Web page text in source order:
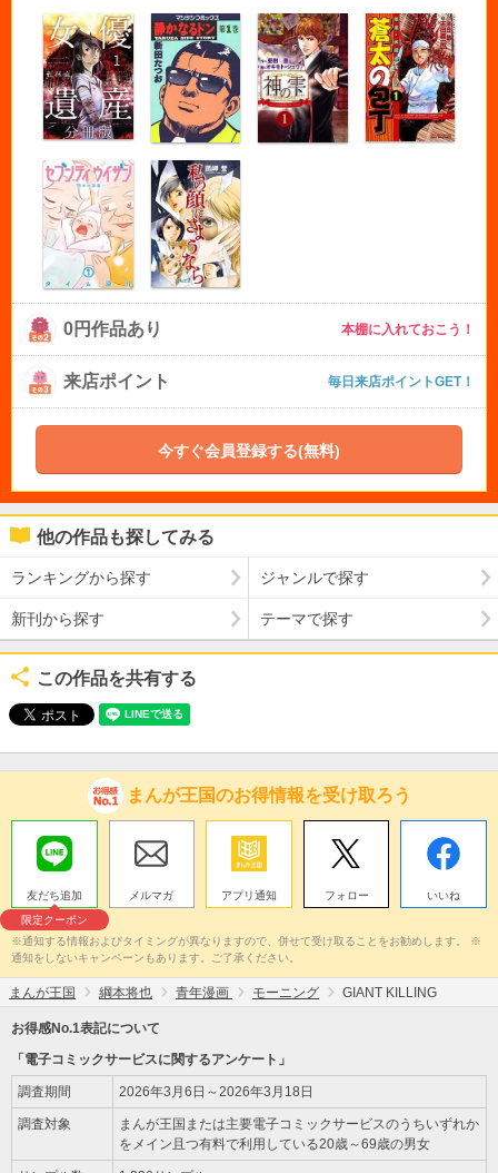
0円作品あり 本棚に入れておこう！
来店ポイント 毎日来店ポイントGET！
今すぐ会員登録する(無料)
他の作品も探してみる
ランキングから探す ジャンルで探す
新刊から探す テーマで探す
この作品を共有する
まんが王国のお得情報を受け取ろう
友だち追加
限定クーポン
メルマガ アプリ通知 フォロー いいね
※通知する情報およびタイミングが異なりますので、併せて受け取ることをお勧めします。 ※
通知をしないキャンペーンもあります。ご了承ください。
まんが王国 綱本将也 青年漫画 モーニング GIANT KILLING
お得感No.1表記について
「電子コミックサービスに関するアンケート」
調査期間 2026年3月6日～2026年3月18日
調査対象
まんが王国または主要電子コミックサービスのうちいずれか
をメイン且つ有料で利用している20歳～69歳の男女